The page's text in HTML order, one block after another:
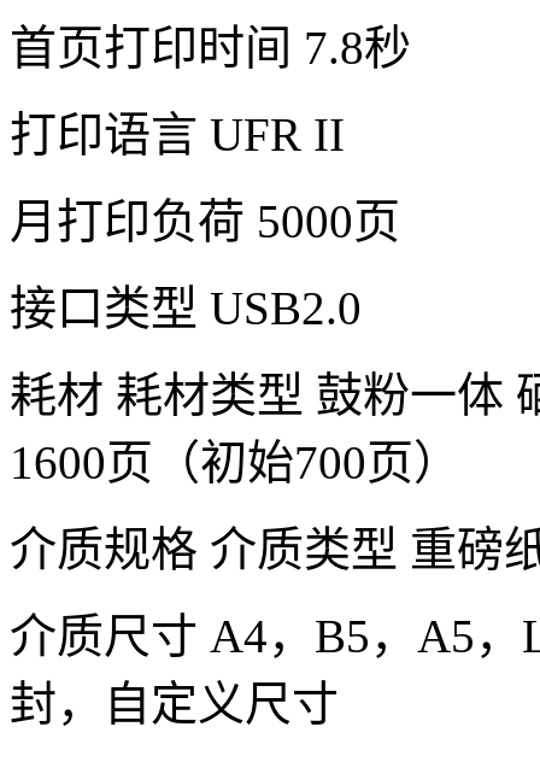
首页打印时间 7.8秒
打印语言 UFR II
月打印负荷 5000页
接口类型 USB2.0
耗材 耗材类型 鼓粉一体
1600页（初始700页）
介质规格 介质类型 重磅
介质尺寸 A4，B5，A5
封，自定义尺寸